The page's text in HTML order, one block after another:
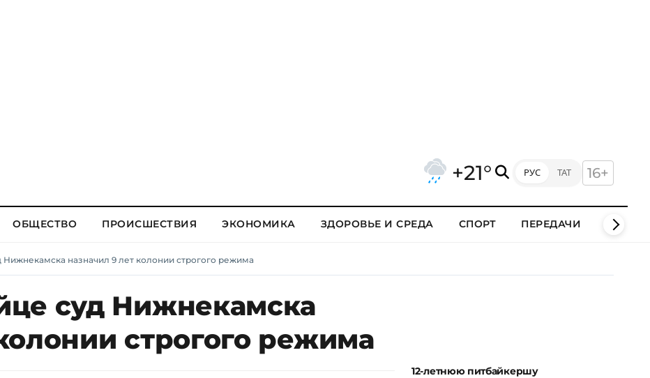
+21° РУС ТАТ 16+
ОБЩЕСТВО ПРОИСШЕСТВИЯ ЭКОНОМИКА ЗДОРОВЬЕ И СРЕДА СПОРТ ПЕРЕДАЧИ КЛИПЫ
Нижнекамска назначил 9 лет колонии строгого режима
суд Нижнекамска
строгого режима
12-летнюю питбайкершу